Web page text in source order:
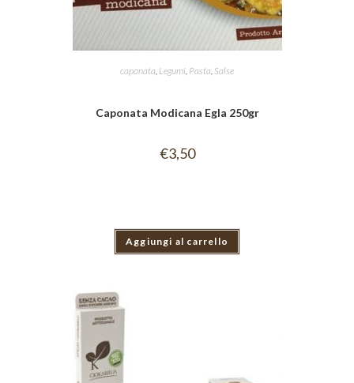
caponata, Legumi, Pasta, Salse
Caponata Modicana Egla 250gr
€3,50
Aggiungi al carrello